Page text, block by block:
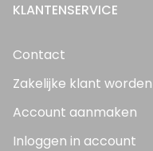
KLANTENSERVICE
Contact
Zakelijke klant worden
Account aanmaken
Inloggen in account